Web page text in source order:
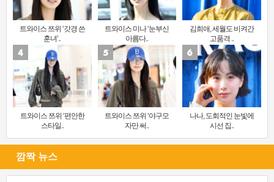
트와이스 쯔위 ‘갓경 쓴
훈녀’..
트와이스 미나 ‘눈부신
아름다..
김희애, 세월도 비켜간
고품격 ..
트와이스 쯔위 ‘편안한
스타일..
트와이스 쯔위 ‘야구모
자만 써..
나나, 도회적인 눈빛에
시선 집..
깜짝 뉴스